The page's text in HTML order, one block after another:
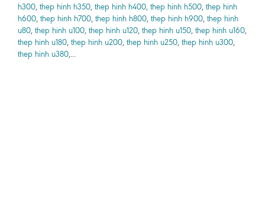
h300, thep hinh h350, thep hinh h400, thep hinh h500, thep hinh
h600, thep hinh h700, thep hinh h800, thep hinh h900, thep hinh
u80, thep hinh u100, thep hinh u120, thep hinh u150, thep hinh u160,
thep hinh u180, thep hinh u200, thep hinh u250, thep hinh u300,
thep hinh u380,...